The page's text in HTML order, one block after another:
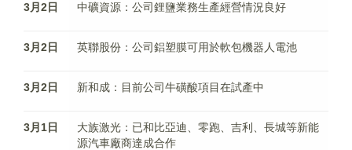
3月2日 中礦資源：公司鋰鹽業務生產經營情況良好
3月2日 英聯股份：公司鋁塑膜可用於軟包機器人電池
3月2日 新和成：目前公司牛磺酸項目在試產中
3月1日
大族激光：已和比亞迪、零跑、吉利、長城等新能
源汽車廠商達成合作